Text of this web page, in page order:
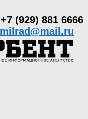
+7 (929) 881 6666
milrad@mail.ru